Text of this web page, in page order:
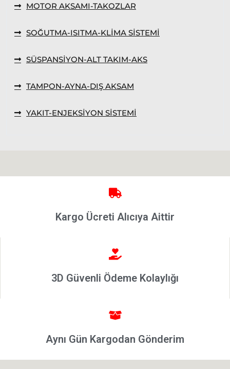
Punto &
Egea
500-500L
500X
MOTOR AKSAMI-TAKOZLAR
SOĞUTMA-ISITMA-KLİMA SİSTEMİ
SÜSPANSİYON-ALT TAKIM-AKS
TAMPON-AYNA-DIŞ AKSAM
YAKIT-ENJEKSİYON SİSTEMİ
Kargo Ücreti Alıcıya Aittir
3D Güvenli Ödeme Kolaylığı
Aynı Gün Kargodan Gönderim